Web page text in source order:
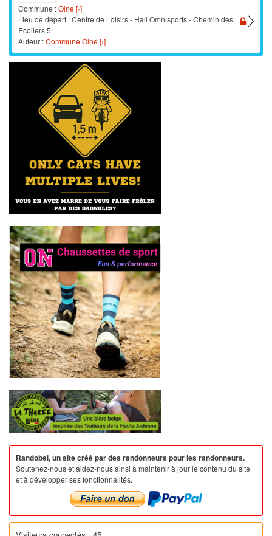
Commune :Olne [›]
Lieu de départ : Centre de Loisirs - Hall Omnisports - Chemin des
Écoliers 5
Auteur :Commune Olne [›]
Randobel, un site créé par des randonneurs pour les randonneurs.
Soutenez-nous et aidez-nous ainsi à maintenir à jour le contenu du site
et à développer ses fonctionnalités.